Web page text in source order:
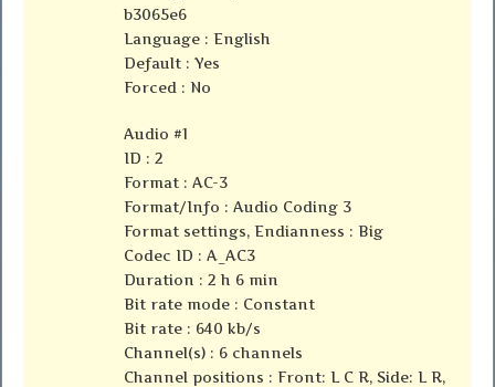
b3065e6
Language : English
Default : Yes
Forced : No
Audio #1
ID : 2
Format : AC-3
Format/Info : Audio Coding 3
Format settings, Endianness : Big
Codec ID : A_AC3
Duration : 2 h 6 min
Bit rate mode : Constant
Bit rate : 640 kb/s
Channel(s) : 6 channels
Channel positions : Front: L C R, Side: L R,